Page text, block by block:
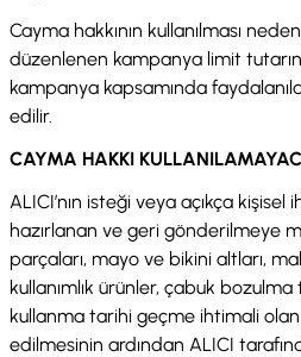
Cayma hakkının kullanılması
düzenlenen kampanya limit
kampanya kapsamında
edilir.
CAYMA HAKKI
ALICI’nın isteği veya açıkça
hazırlanan ve geri gönderilmeye
parçaları, mayo ve bikini altları,
kullanımlık ürünler, çabuk
kullanma tarihi geçme ihtimali olan
edilmesinin ardından ALICI